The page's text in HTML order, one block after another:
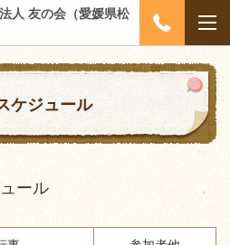
人 友の会（愛媛県松
ケジュール
ール